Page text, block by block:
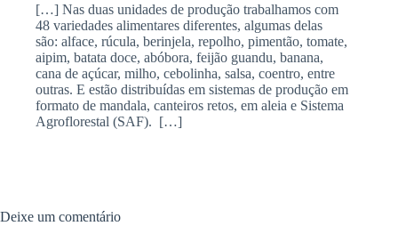
[…] Nas duas unidades de produção trabalhamos com
48 variedades alimentares diferentes, algumas delas
são: alface, rúcula, berinjela, repolho, pimentão, tomate,
aipim, batata doce, abóbora, feijão guandu, banana,
cana de açúcar, milho, cebolinha, salsa, coentro, entre
outras. E estão distribuídas em sistemas de produção em
formato de mandala, canteiros retos, em aleia e Sistema
Agroflorestal (SAF). […]
Deixe um comentário